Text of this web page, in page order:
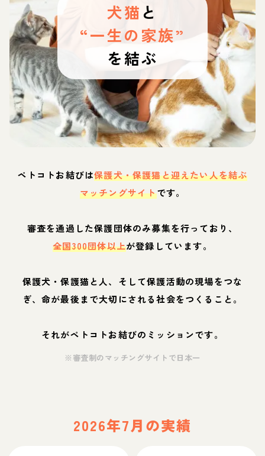
犬猫 と
“一生の家族”
を結ぶ
ペトコトお結びは保護犬・保護猫と迎えたい人を結ぶ
マッチングサイトです。
審査を通過した保護団体のみ募集を行っており、
全国300団体以上が登録しています。
保護犬・保護猫と人、そして保護活動の現場をつな
ぎ、命が最後まで大切にされる社会をつくること。
それがペトコトお結びのミッションです。
※審査制のマッチングサイトで日本一
2026年7月の実績